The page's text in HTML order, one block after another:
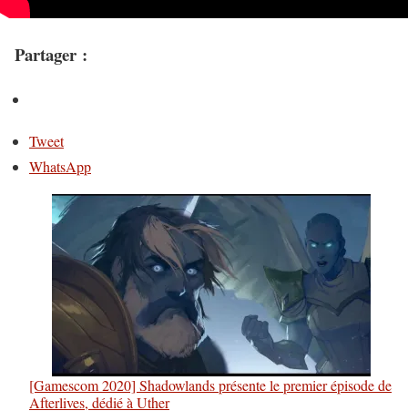
Partager :
Tweet
WhatsApp
[Gamescom 2020] Shadowlands présente le premier épisode de
Afterlives, dédié à Uther